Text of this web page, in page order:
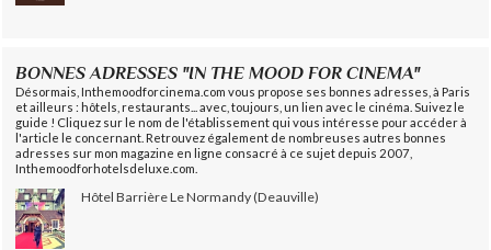
BONNES ADRESSES "IN THE MOOD FOR CINEMA"
Désormais, Inthemoodforcinema.com vous propose ses bonnes adresses, à Paris
et ailleurs : hôtels, restaurants... avec, toujours, un lien avec le cinéma. Suivez le
guide ! Cliquez sur le nom de l'établissement qui vous intéresse pour accéder à
l'article le concernant. Retrouvez également de nombreuses autres bonnes
adresses sur mon magazine en ligne consacré à ce sujet depuis 2007,
Inthemoodforhotelsdeluxe.com.
Hôtel Barrière Le Normandy (Deauville)